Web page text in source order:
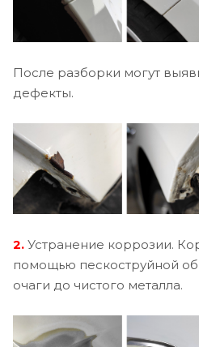
После разборки могут
дефекты.
2. Устранение коррозии.
помощью пескоструйной
очаги до чистого металла.